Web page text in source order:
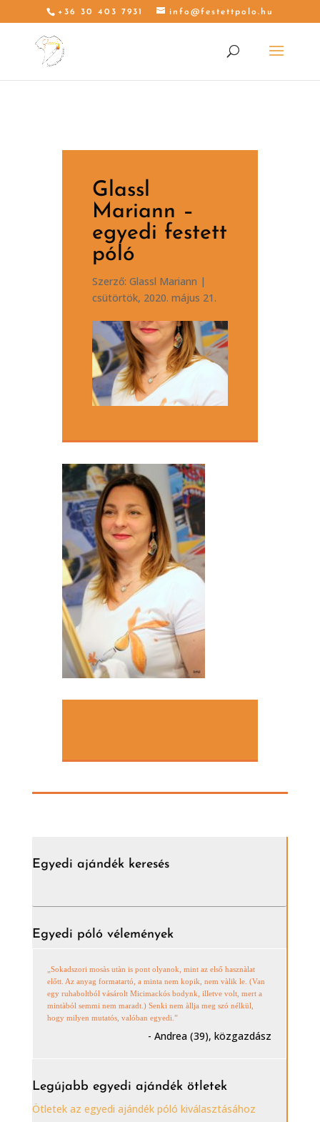
+36 30 403 7931 info@festettpolo.hu
Glassl
Mariann –
egyedi festett
póló
Szerző: Glassl Mariann |
csütörtök, 2020. május 21.
Egyedi ajándék keresés
Egyedi póló vélemények
„Sokadszori mosàs utàn is pont olyanok, mint az első hasznàlat
előtt. Az anyag formatartó, a minta nem kopik, nem vàlik le. (Van
egy ruhaboltból vásárolt Micimackós bodynk, illetve volt, mert a
mintàból semmi nem maradt.) Senki nem àllja meg szó nélkül,
hogy milyen mutatós, valóban egyedi.”
- Andrea (39), közgazdász
Legújabb egyedi ajándék ötletek
Ötletek az egyedi ajándék póló kiválasztásához